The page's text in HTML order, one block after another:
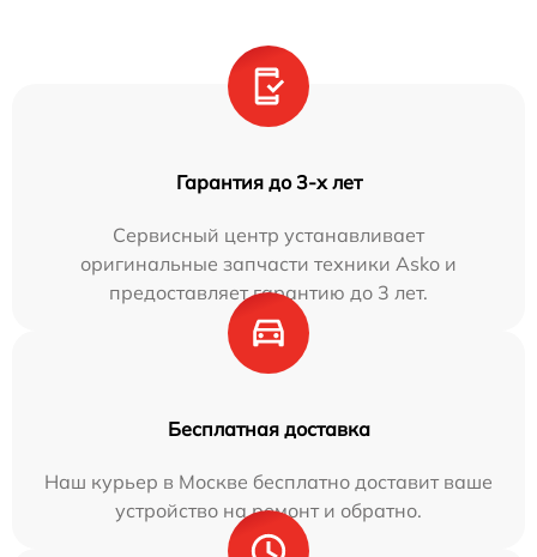
Гарантия до 3-х лет
Сервисный центр устанавливает
оригинальные запчасти техники Asko и
предоставляет гарантию до 3 лет.
Бесплатная доставка
Наш курьер в Москве бесплатно доставит ваше
устройство на ремонт и обратно.